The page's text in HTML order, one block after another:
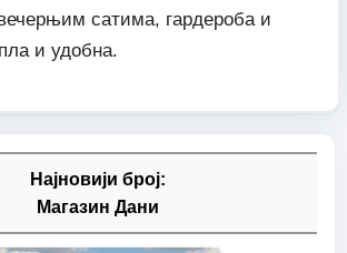
сатима, гардероба и
и удобна.
Најновији број:
Магазин Дани